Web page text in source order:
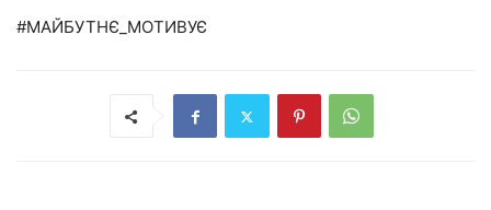
#МАЙБУТНЄ_МОТИВУЄ